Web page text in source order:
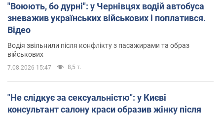
"Воюють, бо дурні": у Чернівцях водій автобуса
зневажив українських військових і поплатився.
Відео
Водія звільнили після конфлікту з пасажирами та образ
військових
7.08.2026 15:47 8,5 т.
"Не слідкує за сексуальністю": у Києві
консультант салону краси образив жінку після